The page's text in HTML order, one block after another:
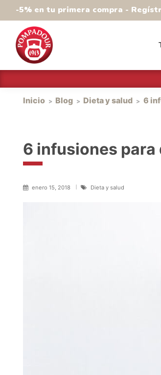
-5% en tu primera compra -
Inicio Blog Dieta y salud 6
6 infusiones para
enero 15, 2018 Dieta y salud